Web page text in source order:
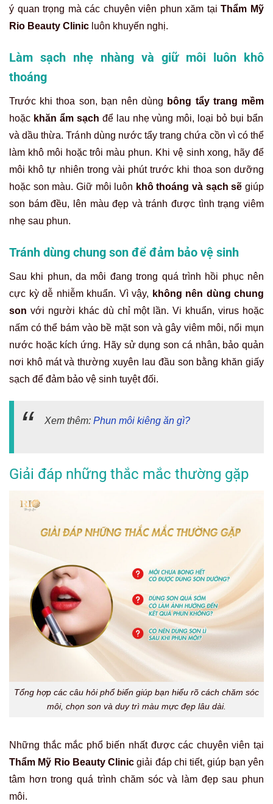
ý quan trọng mà các chuyên viên phun xăm tạiThẩm Mỹ
Rio Beauty Clinic luôn khuyến nghị.
Làm sạch nhẹ nhàng và giữ môi luôn khô
thoáng
Trước khi thoa son, bạn nên dùng bông tẩy trang mềm
hoặc khăn ẩm sạch để lau nhẹ vùng môi, loại bỏ bụi bẩn
và dầu thừa. Tránh dùng nước tẩy trang chứa cồn vì có thể
làm khô môi hoặc trôi màu phun. Khi vệ sinh xong, hãy để
môi khô tự nhiên trong vài phút trước khi thoa son dưỡng
hoặc son màu. Giữ môi luôn khô thoáng và sạch sẽ giúp
son bám đều, lên màu đẹp và tránh được tình trạng viêm
nhẹ sau phun.
Tránh dùng chung son để đảm bảo vệ sinh
Sau khi phun, da môi đang trong quá trình hồi phục nên
cực kỳ dễ nhiễm khuẩn. Vì vậy, không nên dùng chung
son với người khác dù chỉ một lần. Vi khuẩn, virus hoặc
nấm có thể bám vào bề mặt son và gây viêm môi, nổi mụn
nước hoặc kích ứng. Hãy sử dụng son cá nhân, bảo quản
nơi khô mát và thường xuyên lau đầu son bằng khăn giấy
sạch để đảm bảo vệ sinh tuyệt đối.
Xem thêm: Phun môi kiêng ăn gì?
Giải đáp những thắc mắc thường gặp
Tổng hợp các câu hỏi phổ biến giúp bạn hiểu rõ cách chăm sóc
môi, chọn son và duy trì màu mực đẹp lâu dài.
Những thắc mắc phổ biến nhất được các chuyên viên tại
Thẩm Mỹ Rio Beauty Clinic giải đáp chi tiết, giúp bạn yên
tâm hơn trong quá trình chăm sóc và làm đẹp sau phun
môi.